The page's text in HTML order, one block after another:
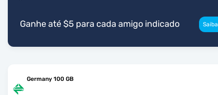
Ganhe até $5 para cada amigo indicado
Germany 100 GB